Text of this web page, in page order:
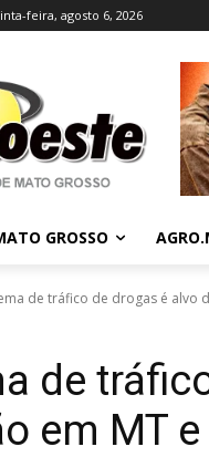
feira, agosto 6, 2026
GROSSO
de tráfico de drogas é alvo
de
em MT e